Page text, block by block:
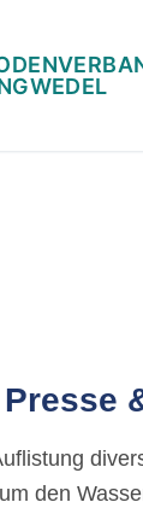
den